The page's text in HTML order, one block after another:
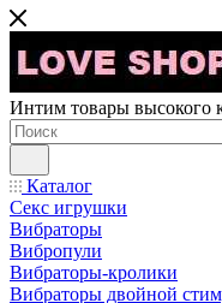
Интим товары высокого
Каталог
Секс игрушки
Вибраторы
Вибропули
Вибраторы-кролики
Вибраторы двойной